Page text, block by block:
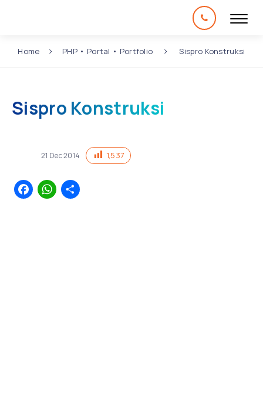
Home PHP • Portal • Portfolio Sispro Konstruksi
Sispro Konstruksi
21 Dec2014 1,537
Facebook
WhatsApp